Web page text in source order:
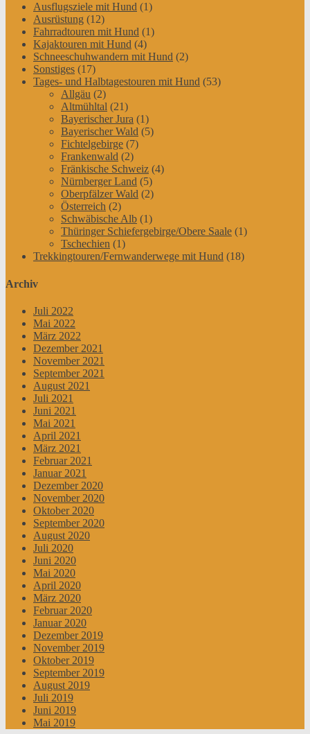
Ausflugsziele mit Hund (1)
Ausrüstung (12)
Fahrradtouren mit Hund (1)
Kajaktouren mit Hund (4)
Schneeschuhwandern mit Hund (2)
Sonstiges (17)
Tages- und Halbtagestouren mit Hund (53)
Allgäu (2)
Altmühltal (21)
Bayerischer Jura (1)
Bayerischer Wald (5)
Fichtelgebirge (7)
Frankenwald (2)
Fränkische Schweiz (4)
Nürnberger Land (5)
Oberpfälzer Wald (2)
Österreich (2)
Schwäbische Alb (1)
Thüringer Schiefergebirge/Obere Saale (1)
Tschechien (1)
Trekkingtouren/Fernwanderwege mit Hund (18)
Archiv
Juli 2022
Mai 2022
März 2022
Dezember 2021
November 2021
September 2021
August 2021
Juli 2021
Juni 2021
Mai 2021
April 2021
März 2021
Februar 2021
Januar 2021
Dezember 2020
November 2020
Oktober 2020
September 2020
August 2020
Juli 2020
Juni 2020
Mai 2020
April 2020
März 2020
Februar 2020
Januar 2020
Dezember 2019
November 2019
Oktober 2019
September 2019
August 2019
Juli 2019
Juni 2019
Mai 2019